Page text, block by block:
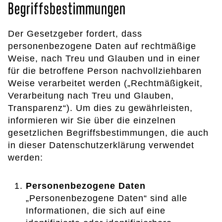
Begriffsbestimmungen
Der Gesetzgeber fordert, dass
personenbezogene Daten auf rechtmäßige
Weise, nach Treu und Glauben und in einer
für die betroffene Person nachvollziehbaren
Weise verarbeitet werden („Rechtmäßigkeit,
Verarbeitung nach Treu und Glauben,
Transparenz“). Um dies zu gewährleisten,
informieren wir Sie über die einzelnen
gesetzlichen Begriffsbestimmungen, die auch
in dieser Datenschutzerklärung verwendet
werden:
Personenbezogene Daten
„Personenbezogene Daten“ sind alle
Informationen, die sich auf eine